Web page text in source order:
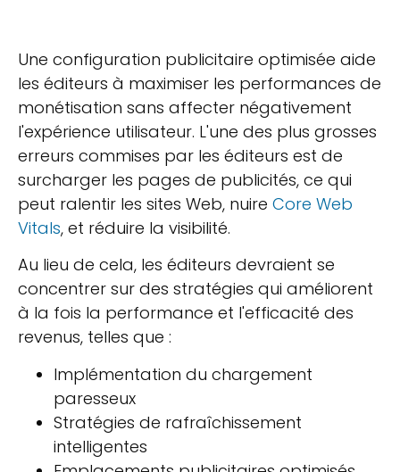
Une configuration publicitaire optimisée aide
les éditeurs à maximiser les performances de
monétisation sans affecter négativement
l'expérience utilisateur. L'une des plus grosses
erreurs commises par les éditeurs est de
surcharger les pages de publicités, ce qui
peut ralentir les sites Web, nuire Core Web
Vitals, et réduire la visibilité.
Au lieu de cela, les éditeurs devraient se
concentrer sur des stratégies qui améliorent
à la fois la performance et l'efficacité des
revenus, telles que :
Implémentation du chargement
paresseux
Stratégies de rafraîchissement
intelligentes